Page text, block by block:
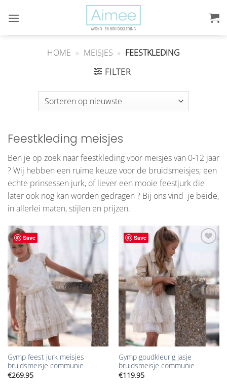
naar
HOME » MEISJES » FEESTKLEDING
FILTER
Feestkleding meisjes
Ben je op zoek naar feestkleding voor meisjes van 0-12 jaar
? Wij hebben een ruime keuze voor de bruidsmeisjes; een
echte prinsessen jurk, of liever een mooie feestjurk die
later ook nog kan worden gedragen ? Bij ons vind je beide,
in allerlei maten, stijlen en prijzen.
Save
Aan
verlanglijst
toevoegen
Gymp feest jurk meisjes
bruidsmeisje communie
€269.95
Save
Gymp goudkleurig jasje
bruidsmeisje communie
€119.95